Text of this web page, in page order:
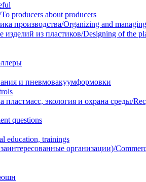
producers about producers
производства/Organizing and
из пластиков/Designing of the
и пневмовакуумформовки
экология и охрана среды/
questions
trainings
организации)/